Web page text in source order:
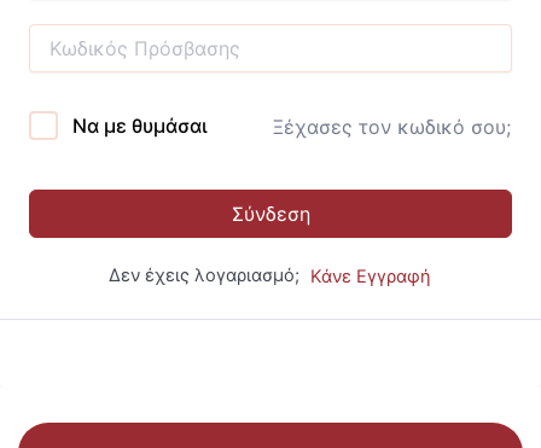
Να με θυμάσαι Ξέχασες τον κωδικό σου;
Σύνδεση
Δεν έχεις λογαριασμό; Κάνε Εγγραφή